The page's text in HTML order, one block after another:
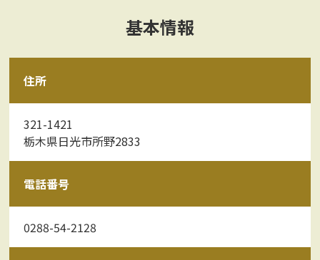
基本情報
住所
321-1421
栃木県日光市所野2833
電話番号
0288-54-2128